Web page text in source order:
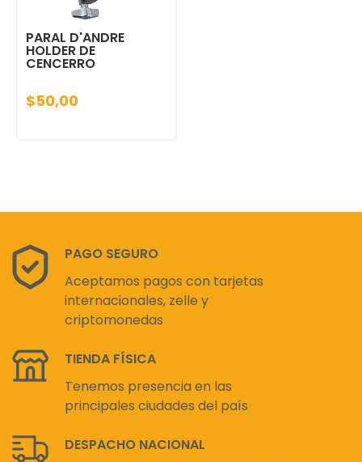
PARAL D'ANDRE
HOLDER DE
CENCERRO
$50,00
PAGO SEGURO
Aceptamos pagos con tarjetas
internacionales, zelle y
criptomonedas
TIENDA FÍSICA
Tenemos presencia en las
principales ciudades del país
DESPACHO NACIONAL